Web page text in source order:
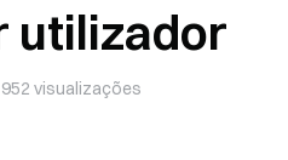
utilizador
visualizações